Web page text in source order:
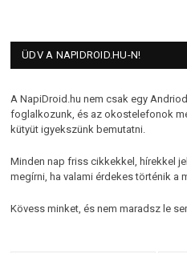
ÜDV A NAPIDROID.HU-N!
A NapiDroid.hu nem csak egy
foglalkozunk, és az okostelefonok
kütyüt igyekszünk bemutatni.
Minden nap friss cikkekkel, hírekkel
megírni, ha valami érdekes történik a
Kövess minket, és nem maradsz le